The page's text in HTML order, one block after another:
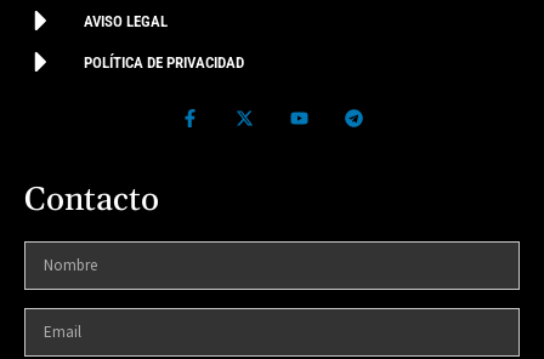
AVISO LEGAL
POLÍTICA DE PRIVACIDAD
Contacto